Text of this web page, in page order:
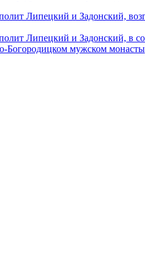
Липецкий и Задонский,
Липецкий и Задонский, в
Богородицком мужском